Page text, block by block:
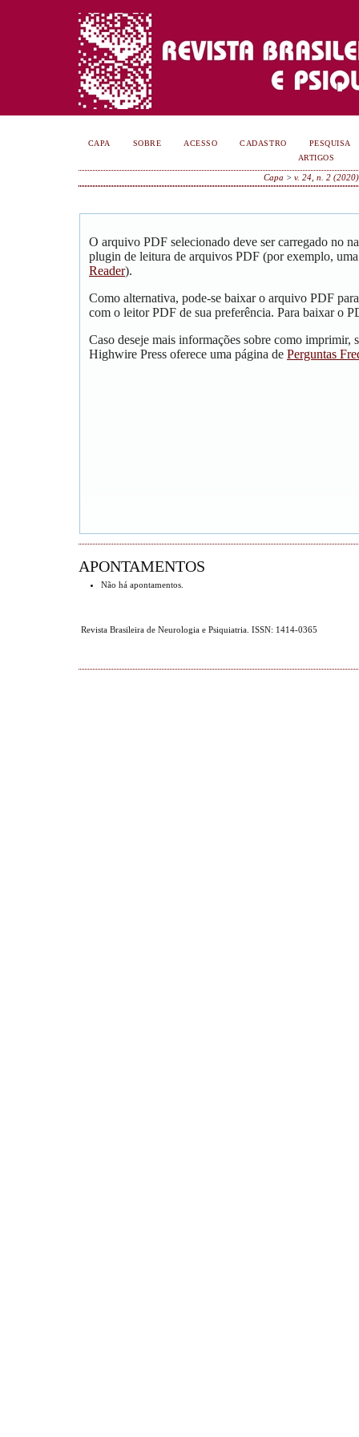
CAPA SOBRE ACESSO CADASTRO
PESQUISA
ARTIGOS
Capa >v. 24, n. 2 (2020)
O arquivo PDF selecionado deve ser carregado no
plugin de leitura de arquivos PDF (por exemplo,
Reader).
Como alternativa, pode-se baixar o arquivo PDF
com o leitor PDF de sua preferência. Para baixar o
Caso deseje mais informações sobre como imprimir,
Highwire Press oferece uma página de Perguntas
APONTAMENTOS
Não há apontamentos.
Revista Brasileira de Neurologia e Psiquiatria. ISSN: 1414-0365